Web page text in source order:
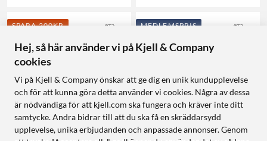
SPARA 200KR
NYHET
MEDLEMSPRIS
Hej, så här använder vi på Kjell & Company
cookies
Vi på Kjell & Company önskar att ge dig en unik kundupplevelse
och för att kunna göra detta använder vi cookies. Några av dessa
är nödvändiga för att kjell.com ska fungera och kräver inte ditt
samtycke. Andra bidrar till att du ska få en skräddarsydd
upplevelse, unika erbjudanden och anpassade annonser. Genom